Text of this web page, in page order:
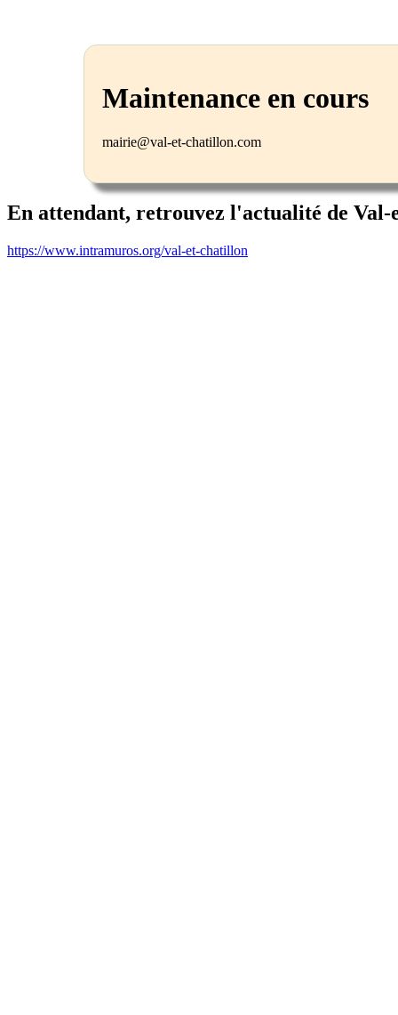
Maintenance en cours
mairie@val-et-chatillon.com
En attendant, retrouvez l'actualité de
https://www.intramuros.org/val-et-chatillon